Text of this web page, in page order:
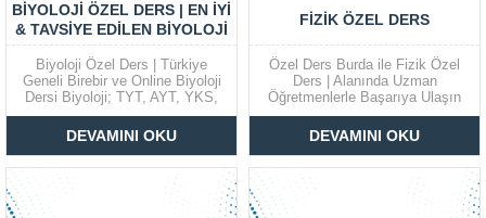
BİYOLOJİ ÖZEL DERS | EN İYI
& TAVSIYE EDILEN BIYOLOJI
HOCALARI
Biyoloji Özel Ders | Türkiye
Geneli Birebir ve Online Biyoloji
Dersi Biyoloji; TYT, AYT, YKS,
LGS, KPSS, ALES ve üniversite
hazırlık süreçlerinde öğrencilerin
en çok zorlandığı derslerden
ancak yorum, analiz ve konu
bütünlüğü gerektiren biyoloji
DEVAMINI OKU
FİZİK ÖZEL DERS
Özel Ders Burda ile Fizik Özel
Ders | Alanında Uzman
Öğretmenlerle Başarıya Ulaşın
Özel Ders Burda, fizik dersinde
zorlanan öğrenciler için alanında
uzman öğretmenlerle birebir fizik
genelinde güvenilir bir özel ders
platformudur. Google ve sosyal...
DEVAMINI OKU